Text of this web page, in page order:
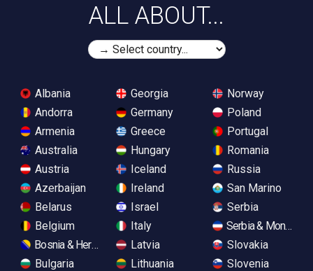
ALL ABOUT...
Albania
Andorra
Armenia
Australia
Austria
Azerbaijan
Belarus
Belgium
Bosnia & Herzegovina
Bulgaria
Georgia
Germany
Greece
Hungary
Iceland
Ireland
Israel
Italy
Latvia
Lithuania
Norway
Poland
Portugal
Romania
Russia
San Marino
Serbia
Serbia &
Slovakia
Slovenia